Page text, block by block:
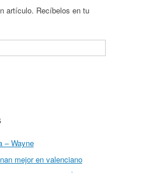
artículo. Recíbelos en tu
– Wayne
mejor en valenciano